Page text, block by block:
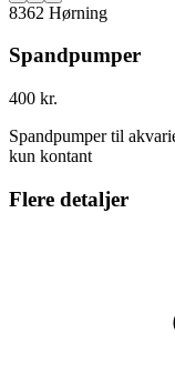
8362 Hørning
Spandpumper
400 kr.
Spandpumper til
kun kontant
Flere detaljer